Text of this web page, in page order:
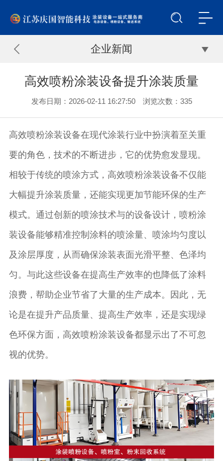
企业新闻
高效喷粉涂装设备提升涂装质量
发布日期：2026-02-11 16:27:50 浏览次数： 335
高效喷粉涂装设备在现代涂装行业中扮演着至关重
要的角色，技术的不断进步，它的优势愈发显现。
相较于传统的喷涂方式，高效喷粉涂装设备不仅能
大幅提升涂装质量，还能实现更加节能环保的生产
模式。通过创新的喷涂技术与的设备设计，喷粉涂
装设备能够精准控制涂料的喷涂量、喷涂均匀度以
及涂层厚度，从而确保涂装表面光滑平整、色泽均
匀。与此这些设备在提高生产效率的也降低了涂料
浪费，帮助企业节省了大量的生产成本。因此，无
论是在提升产品质量、提高生产效率，还是实现绿
色环保方面，高效喷粉涂装设备都显示出了不可忽
视的优势。